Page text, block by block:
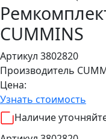
CUMMINS
Артикул 3802820
Производитель
Цена:
Узнать стоимость
Наличие